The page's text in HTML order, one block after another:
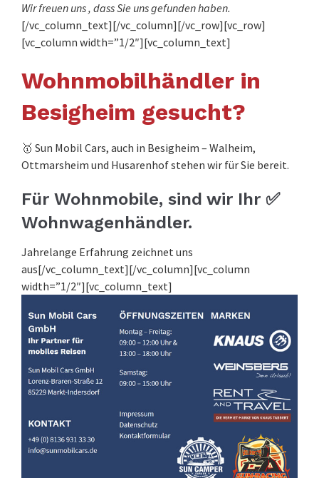
Wir freuen uns , dass Sie uns gefunden haben.
[/vc_column_text][/vc_column][/vc_row][vc_row]
[vc_column width=”1/2″][vc_column_text]
Wohnmobilhändler in
Besigheim gesucht?
🥇 Sun Mobil Cars, auch in Besigheim – Walheim,
Ottmarsheim und Husarenhof stehen wir für Sie bereit.
Für Wohnmobile, sind wir Ihr ✅
Wohnwagenhändler.
Jahrelange Erfahrung zeichnet uns
aus[/vc_column_text][/vc_column][vc_column
width=”1/2″][vc_column_text]